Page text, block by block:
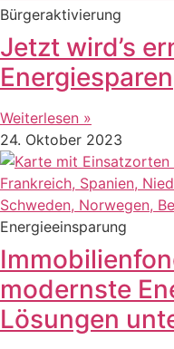
Bürgeraktivierung
Jetzt wird’s
Energiesparen
Weiterlesen »
24. Oktober 2023
Energieeinsparung
modernste
Lösungen